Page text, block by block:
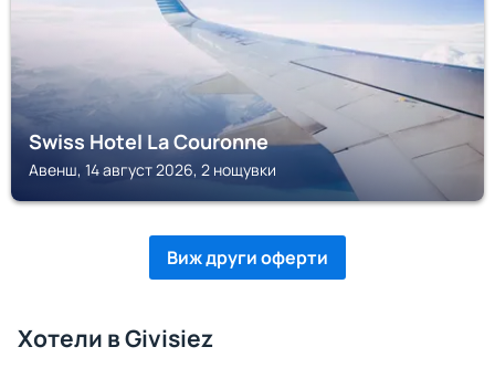
Swiss Hotel La Couronne
Авенш, 14 август 2026, 2 нощувки
Виж други оферти
Хотели в Givisiez